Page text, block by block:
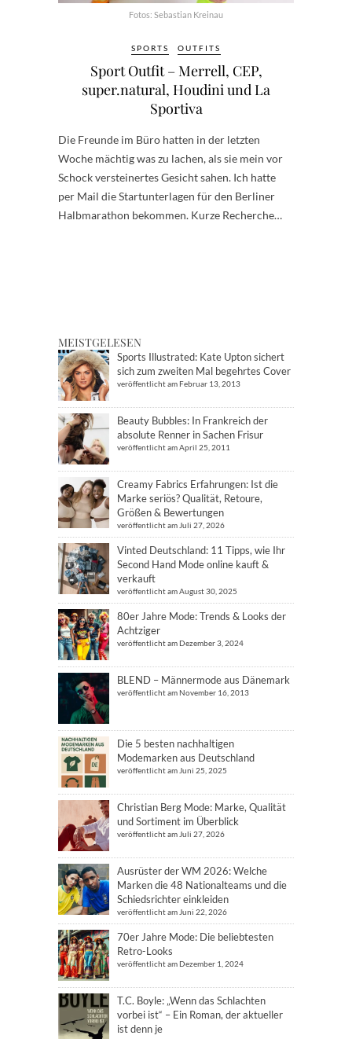
Fotos: Sebastian Kreinau
SPORTS OUTFITS
Sport Outfit – Merrell, CEP,
super.natural, Houdini und La
Sportiva
Die Freunde im Büro hatten in der letzten
Woche mächtig was zu lachen, als sie mein vor
Schock versteinertes Gesicht sahen. Ich hatte
per Mail die Startunterlagen für den Berliner
Halbmarathon bekommen. Kurze Recherche…
MEISTGELESEN
Sports Illustrated: Kate Upton sichert
sich zum zweiten Mal begehrtes Cover
veröffentlicht am Februar 13, 2013
Beauty Bubbles: In Frankreich der
absolute Renner in Sachen Frisur
veröffentlicht am April 25, 2011
Creamy Fabrics Erfahrungen: Ist die
Marke seriös? Qualität, Retoure,
Größen & Bewertungen
veröffentlicht am Juli 27, 2026
Vinted Deutschland: 11 Tipps, wie Ihr
Second Hand Mode online kauft &
verkauft
veröffentlicht am August 30, 2025
80er Jahre Mode: Trends & Looks der
Achtziger
veröffentlicht am Dezember 3, 2024
BLEND – Männermode aus Dänemark
veröffentlicht am November 16, 2013
Die 5 besten nachhaltigen
Modemarken aus Deutschland
veröffentlicht am Juni 25, 2025
Christian Berg Mode: Marke, Qualität
und Sortiment im Überblick
veröffentlicht am Juli 27, 2026
Ausrüster der WM 2026: Welche
Marken die 48 Nationalteams und die
Schiedsrichter einkleiden
veröffentlicht am Juni 22, 2026
70er Jahre Mode: Die beliebtesten
Retro-Looks
veröffentlicht am Dezember 1, 2024
T.C. Boyle: „Wenn das Schlachten
vorbei ist“ – Ein Roman, der aktueller
ist denn je